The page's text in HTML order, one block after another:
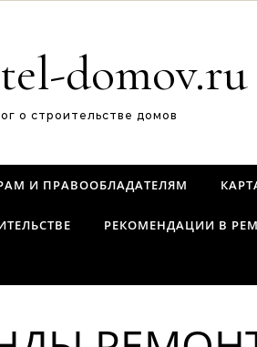
domov.ru
о строительстве домов
И ПРАВООБЛАДАТЕЛЯМ
РЕКОМЕНДАЦИИ В